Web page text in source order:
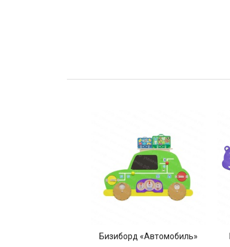
Бизиборд «Автомобиль»